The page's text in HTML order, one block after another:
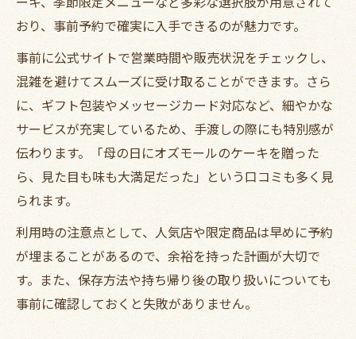
意
タブーを知って安心のテイクアウトギフト
選び
実用性だけでなく母の喜びも重視しよう
おり、事前予約で確実に入手できるのが魅力です。
事前に公式サイトで営業時間や販売状況をチェックし、
混雑を避けてスムーズに受け取ることができます。さら
に、ギフト包装やメッセージカード対応など、細やかな
サービスが充実しているため、手渡しの際にも特別感が
伝わります。「母の日にオズモールのケーキを贈った
ら、見た目も味も大満足だった」という口コミも多く見
られます。
利用時の注意点として、人気店や限定商品は早めに予約
が埋まることがあるので、余裕を持った計画が大切で
す。また、保存方法や持ち帰り後の取り扱いについても
事前に確認しておくと失敗がありません。